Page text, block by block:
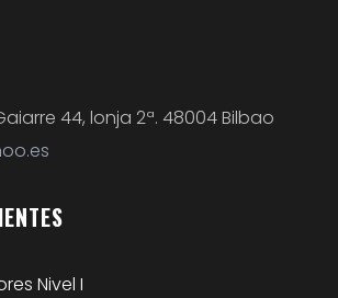
44, lonja 2ª. 48004 Bilbao
Nivel I